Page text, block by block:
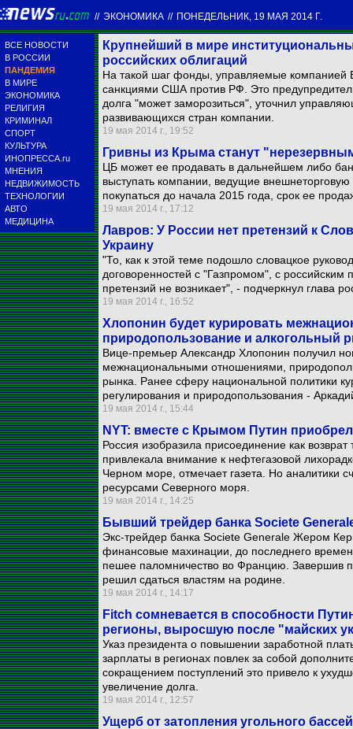
// ЭКОНОМИКА // ПОНЕДЕЛЬНИК, 19 МАЯ 2014 Г.
ВСЕ НОВОСТИ
В РОССИИ
ПАНДЕМИЯ
В МИРЕ
ЭКОНОМИКА
РЕЛИГИЯ
КРИМИНАЛ
СПОРТ
КУЛЬТУРА
ИНОПРЕССА.ru
МНЕНИЯ
НЕДВИЖИМОСТЬ
ТЕХНОЛОГИИ
АВТО
МЕДИЦИНА
Крупнейший в мире
российских облигаций
На такой шаг фонды, управляемые компанией
санкциями США против РФ. Это
долга "может заморозиться", уточнил
развивающихся стран компании.
19 мая 2014 г., 19:52
Гривны из Крыма станут
ЦБ может ее продавать в дальнейшем либо
выступать компании, ведущие
покупаться до начала 2015 года, срок ее
19 мая 2014 г., 17:12
Лавров: У России нет претензий к
Украину
"То, как к этой теме подошло словацкое
договоренностей с "Газпромом", с российским
претензий не возникает", - подчеркнул глава
19 мая 2014 г., 16:52
Хлопонин будет курировать
природопользование и алкогольный
Вице-премьер Александр Хлопонин получил
межнациональными отношениями,
рынка. Ранее сферу национальной политики
регулирования и природопользования -
19 мая 2014 г., 15:44
NYT: вместе с Крымом Путин
Россия изобразила присоединение как
привлекала внимание к нефтегазовой
Черном море, отмечает газета. Но аналитики
ресурсами Северного моря.
19 мая 2014 г., 14:25
Бывший трейдер банка Societe
Экс-трейдер банка Societe Generale Жером
финансовые махинации, до последнего
пешее паломничество во Францию. Завершив
решил сдаться властям на родине.
19 мая 2014 г., 14:17
Fitch сомневается в способности
регионы, выросшую после "майских
Указ президента о повышении заработной
зарплаты в регионах повлек за собой
сокращением поступлений это привело к
увеличение долга.
19 мая 2014 г., 12:57
Ущерб от затопления угольного